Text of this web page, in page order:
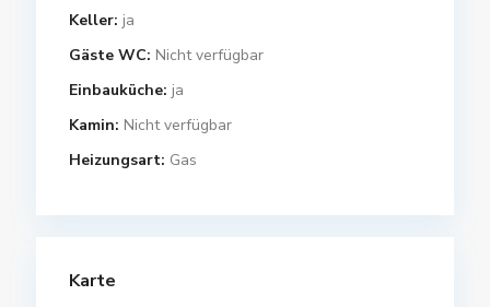
Keller: ja
Gäste WC: Nicht verfügbar
Einbauküche: ja
Kamin: Nicht verfügbar
Heizungsart: Gas
Karte